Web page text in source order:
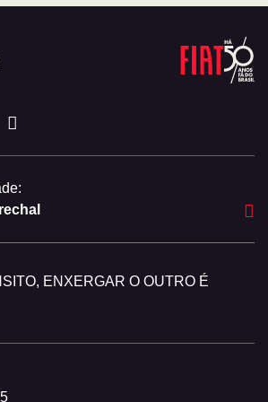
ENXERGAR O OUTRO É